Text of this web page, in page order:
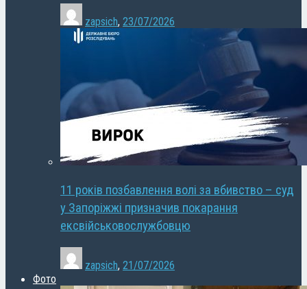
zapsich, 23/07/2026
11 років позбавлення волі за вбивство – суд
у Запоріжжі призначив покарання
ексвійськовослужбовцю
zapsich, 21/07/2026
Фото